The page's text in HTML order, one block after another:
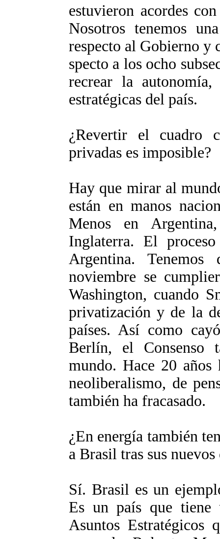
estuvieron acordes
Nosotros tenemos
respecto al Gobierno y
specto a los ocho
recrear la
estratégicas del país.
¿Revertir el cuadro
privadas es imposible?
Hay que mirar al
están en manos
Menos en
Inglaterra. El
Argentina.
noviembre se
Washington, cuando
privatización y de la
países. Así como
Berlín, el Consenso
mundo. Hace 20
neoliberalismo, de
también ha fracasado.
¿En energía también
a Brasil tras sus
Sí. Brasil es un
Es un país que tiene
Asuntos Estratégicos